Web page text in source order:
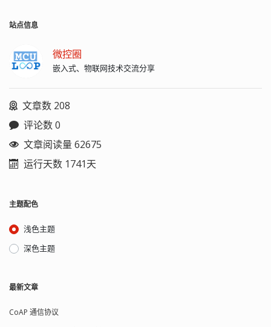
站点信息
微控圈
嵌入式、物联网技术交流分享
文章数 208
评论数 0
文章阅读量 62675
运行天数 1741天
主题配色
浅色主题
深色主题
最新文章
CoAP 通信协议